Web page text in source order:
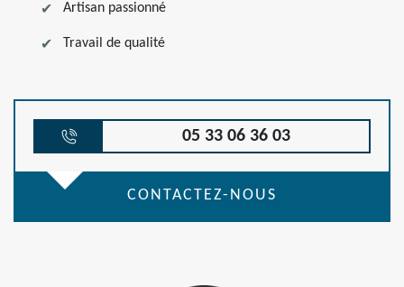
Artisan passionné
Travail de qualité
05 33 06 36 03
CONTACTEZ-NOUS